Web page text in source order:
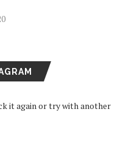
it again or try with another